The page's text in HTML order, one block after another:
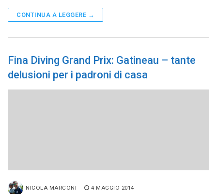
CONTINUA A LEGGERE →
Fina Diving Grand Prix: Gatineau – tante
delusioni per i padroni di casa
NICOLA MARCONI 4 MAGGIO 2014